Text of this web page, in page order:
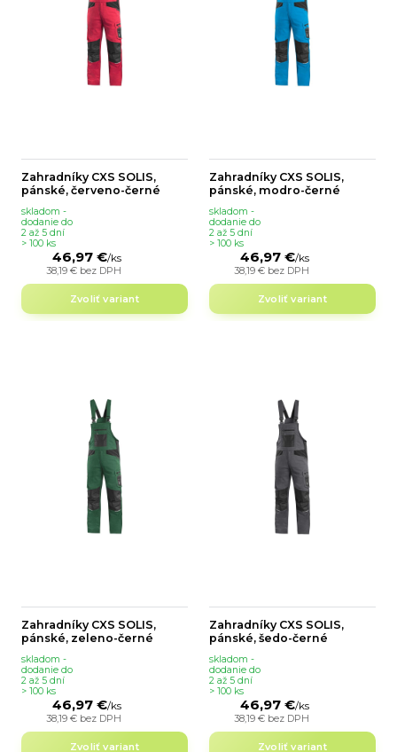
Zahradníky CXS SOLIS,
pánské, červeno-černé
46,97 €/ks
38,19 € bez DPH
skladom -
dodanie do
2 až 5 dní
> 100 ks
Zvoliť variant
Zahradníky CXS SOLIS,
pánské, modro-černé
46,97 €/ks
38,19 € bez DPH
skladom -
dodanie do
2 až 5 dní
> 100 ks
Zvoliť variant
Zahradníky CXS SOLIS,
pánské, zeleno-černé
46,97 €/ks
38,19 € bez DPH
skladom -
dodanie do
2 až 5 dní
> 100 ks
Zvoliť variant
Zahradníky CXS SOLIS,
pánské, šedo-černé
46,97 €/ks
38,19 € bez DPH
skladom -
dodanie do
2 až 5 dní
> 100 ks
Zvoliť variant